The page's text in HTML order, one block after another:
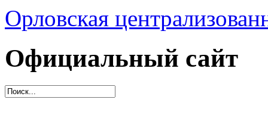
Орловская
Официальный сайт